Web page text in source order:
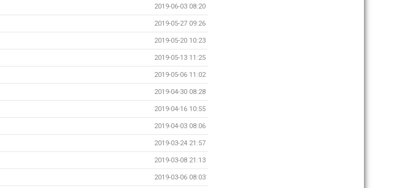
2019-06-03 08:20
2019-05-27 09:26
2019-05-20 10:23
2019-05-13 11:25
2019-05-06 11:02
2019-04-30 08:28
2019-04-16 10:55
2019-04-03 08:06
2019-03-24 21:57
2019-03-08 21:13
2019-03-06 08:03